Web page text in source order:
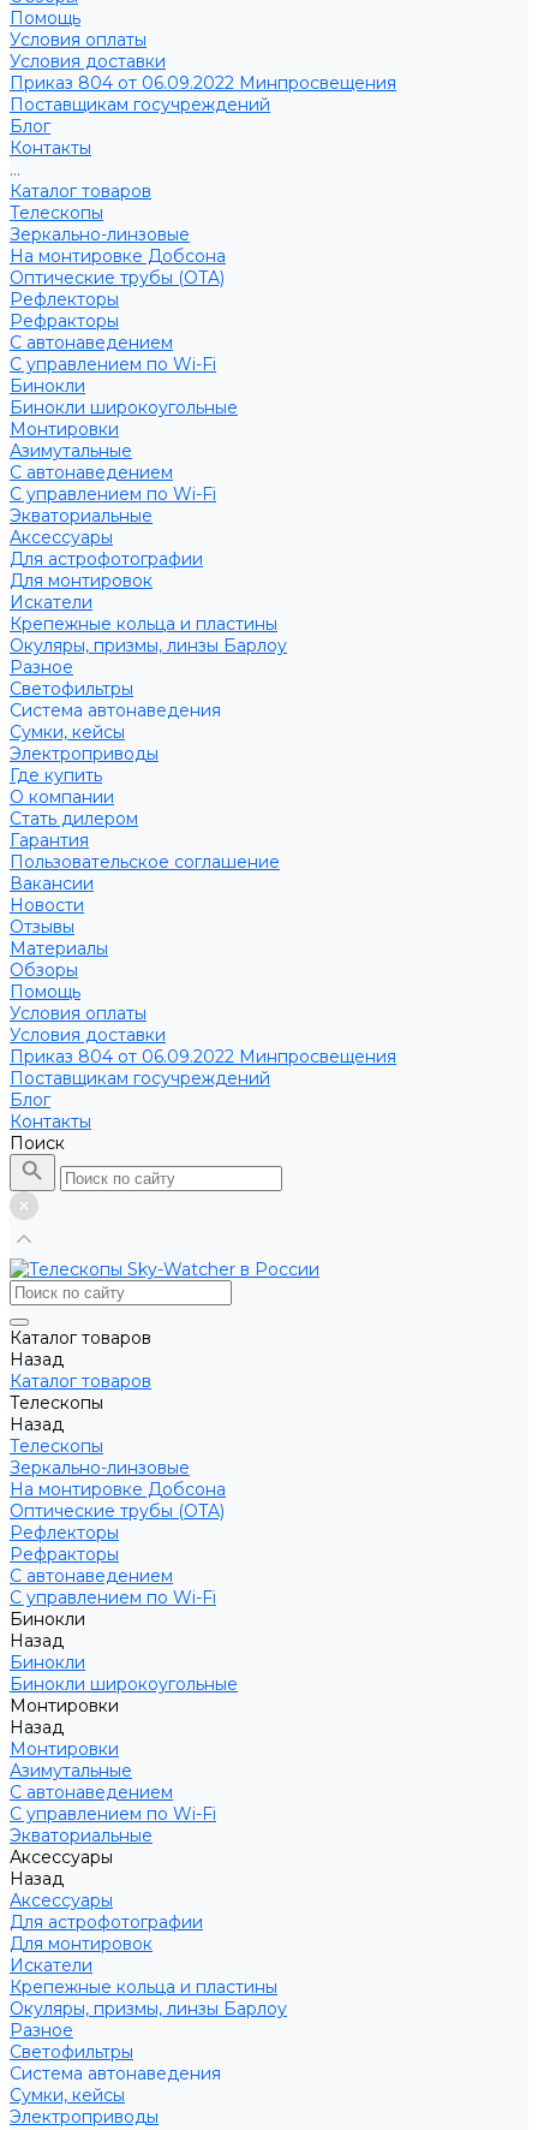
Помощь
Условия оплаты
Условия доставки
Приказ 804 от 06.09.2022 Минпросвещения
Поставщикам госучреждений
Блог
Контакты
...
Каталог товаров
Телескопы
Зеркально-линзовые
На монтировке Добсона
Оптические трубы (OTA)
Рефлекторы
Рефракторы
С автонаведением
С управлением по Wi-Fi
Бинокли
Бинокли широкоугольные
Монтировки
Азимутальные
С автонаведением
С управлением по Wi-Fi
Экваториальные
Аксессуары
Для астрофотографии
Для монтировок
Искатели
Крепежные кольца и пластины
Окуляры, призмы, линзы Барлоу
Разное
Светофильтры
Система автонаведения
Сумки, кейсы
Электроприводы
Где купить
О компании
Стать дилером
Гарантия
Пользовательское соглашение
Вакансии
Новости
Отзывы
Материалы
Обзоры
Помощь
Условия оплаты
Условия доставки
Приказ 804 от 06.09.2022 Минпросвещения
Поставщикам госучреждений
Блог
Контакты
Поиск
Каталог товаров
Назад
Каталог товаров
Телескопы
Назад
Телескопы
Зеркально-линзовые
На монтировке Добсона
Оптические трубы (OTA)
Рефлекторы
Рефракторы
С автонаведением
С управлением по Wi-Fi
Бинокли
Назад
Бинокли
Бинокли широкоугольные
Монтировки
Назад
Монтировки
Азимутальные
С автонаведением
С управлением по Wi-Fi
Экваториальные
Аксессуары
Назад
Аксессуары
Для астрофотографии
Для монтировок
Искатели
Крепежные кольца и пластины
Окуляры, призмы, линзы Барлоу
Разное
Светофильтры
Система автонаведения
Сумки, кейсы
Электроприводы